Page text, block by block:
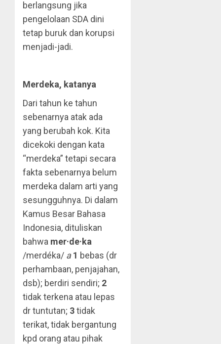
berlangsung jika
pengelolaan SDA dini
tetap buruk dan korupsi
menjadi-jadi.
Merdeka, katanya
Dari tahun ke tahun
sebenarnya atak ada
yang berubah kok. Kita
dicekoki dengan kata
“merdeka” tetapi secara
fakta sebenarnya belum
merdeka dalam arti yang
sesungguhnya. Di dalam
Kamus Besar Bahasa
Indonesia, dituliskan
bahwa mer·de·ka
/merdéka/ a 1 bebas (dr
perhambaan, penjajahan,
dsb); berdiri sendiri; 2
tidak terkena atau lepas
dr tuntutan; 3tidak
terikat, tidak bergantung
kpd orang atau pihak